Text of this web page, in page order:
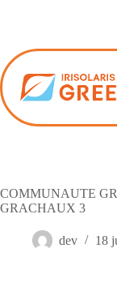
COMMUNAUTE
GRACHAUX 3
dev 18